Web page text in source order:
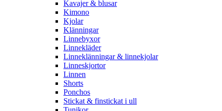
Kavajer & blusar
Kimono
Kjolar
Klänningar
Linnebyxor
Linnekläder
Linneklänningar & linnekjolar
Linneskjortor
Linnen
Shorts
Ponchos
Stickat & finstickat i ull